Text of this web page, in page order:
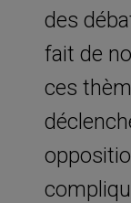
des
fait de
ces